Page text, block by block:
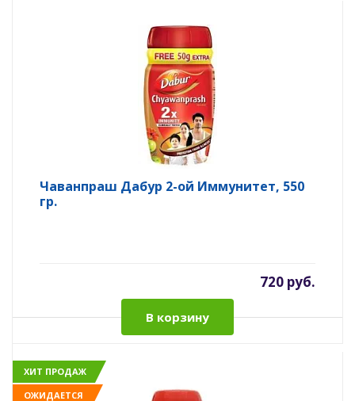
Чаванпраш Дабур 2-ой Иммунитет, 550
гр.
720 руб.
В корзину
ХИТ ПРОДАЖ
ОЖИДАЕТСЯ